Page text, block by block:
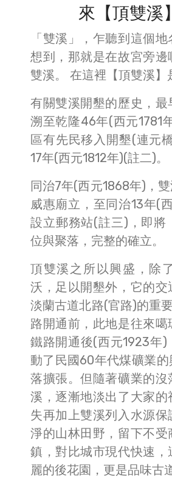
來【頂雙溪
「雙溪」，乍聽到這個
想到，那就是在故宮旁
雙溪。 在這裡【頂雙溪】
有關雙溪開墾的歷史，
溯至乾隆46年(西元1781
區有先民移入開墾(連元
17年(西元1812年)(註二)。
同治7年(西元1868年)，
威惠廟立，至同治13年(
設立郵務站(註三)，即將
位與聚落，完整的確立。
頂雙溪之所以興盛，除
沃，足以開墾外，它的
淡蘭古道北路(官路)的重
路開通前，此地是往來噶
鐵路開通後(西元1923年)
動了民國60年代煤礦業
落擴張。但隨著礦業的
溪，逐漸地淡出了大家
失再加上雙溪列入水源
淨的山林田野，留下不
鎮，對比城市現代快速
麗的後花園，更是品味古